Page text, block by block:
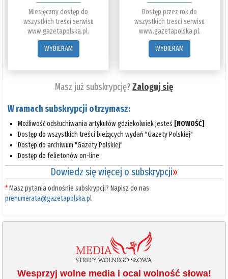
Miesięczny dostęp do
wszystkich treści serwisu
www.gazetapolska.pl.
WYBIERAM
Dostęp przez rok do
wszystkich treści serwisu
www.gazetapolska.pl.
WYBIERAM
Masz już subskrypcję?Zaloguj się
W ramach subskrypcji otrzymasz:
Możliwość odsłuchiwania artykułów gdziekolwiek jesteś [NOWOŚĆ]
Dostęp do wszystkich treści bieżących wydań "Gazety Polskiej"
Dostęp do archiwum "Gazety Polskiej"
Dostęp do felietonów on-line
Dowiedz się więcej o subskrypcji»
*Masz pytania odnośnie subskrypcji? Napisz do nas
prenumerata@gazetapolska.pl
Wesprzyj wolne media i ocal wolność słowa!